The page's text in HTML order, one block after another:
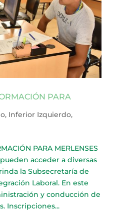
PARA
, Inferior Izquierdo,
PARA MERLENSES
acceder a diversas
la Subsecretaría de
Laboral. En este
y conducción de
Inscripciones...